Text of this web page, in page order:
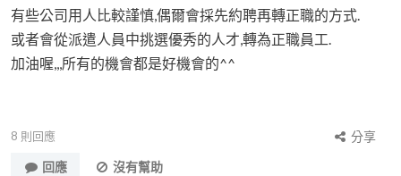
有些公司用人比較謹慎,偶爾會採先約聘再轉正職的方式.
或者會從派遣人員中挑選優秀的人才,轉為正職員工.
加油喔,,,所有的機會都是好機會的^^
8 則回應
分享
回應
沒有幫助